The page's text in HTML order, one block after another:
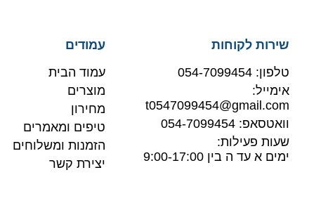
שירות לקוחות
טלפון: 054-7099454
אימייל:
t0547099454@gmail.com
וואטסאפ: 054-7099454
שעות פעילות:
ימים א עד ה בין 9:00-17:00
עמודים
עמוד הבית
מוצרים
מחירון
טיפים ומאמרים
הזמנות ומשלוחים
יצירת קשר